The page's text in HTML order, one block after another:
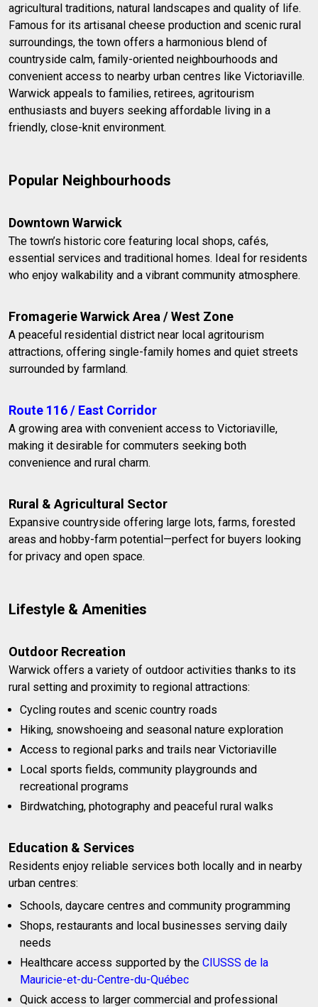
agricultural traditions, natural landscapes and quality of life.
Famous for its artisanal cheese production and scenic rural
surroundings, the town offers a harmonious blend of
countryside calm, family-oriented neighbourhoods and
convenient access to nearby urban centres like Victoriaville.
Warwick appeals to families, retirees, agritourism
enthusiasts and buyers seeking affordable living in a
friendly, close-knit environment.
Popular Neighbourhoods
Downtown Warwick
The town’s historic core featuring local shops, cafés,
essential services and traditional homes. Ideal for residents
who enjoy walkability and a vibrant community atmosphere.
Fromagerie Warwick Area / West Zone
A peaceful residential district near local agritourism
attractions, offering single-family homes and quiet streets
surrounded by farmland.
Route 116 / East Corridor
A growing area with convenient access to Victoriaville,
making it desirable for commuters seeking both
convenience and rural charm.
Rural & Agricultural Sector
Expansive countryside offering large lots, farms, forested
areas and hobby-farm potential—perfect for buyers looking
for privacy and open space.
Lifestyle & Amenities
Outdoor Recreation
Warwick offers a variety of outdoor activities thanks to its
rural setting and proximity to regional attractions:
Cycling routes and scenic country roads
Hiking, snowshoeing and seasonal nature exploration
Access to regional parks and trails near Victoriaville
Local sports fields, community playgrounds and
recreational programs
Birdwatching, photography and peaceful rural walks
Education & Services
Residents enjoy reliable services both locally and in nearby
urban centres:
Schools, daycare centres and community programming
Shops, restaurants and local businesses serving daily
needs
Healthcare access supported by the CIUSSS de la
Mauricie-et-du-Centre-du-Québec
Quick access to larger commercial and professional